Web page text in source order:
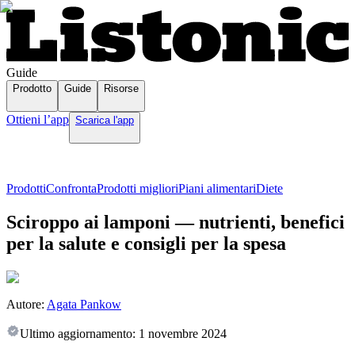
Guide
Prodotto Guide Risorse
Ottieni l’app Scarica l'app
ProdottiConfrontaProdotti miglioriPiani alimentariDiete
Sciroppo ai lamponi — nutrienti, benefici
per la salute e consigli per la spesa
Autore: Agata Pankow
Ultimo aggiornamento: 1 novembre 2024